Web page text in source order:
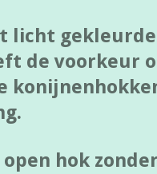
licht
de voorkeur
hok